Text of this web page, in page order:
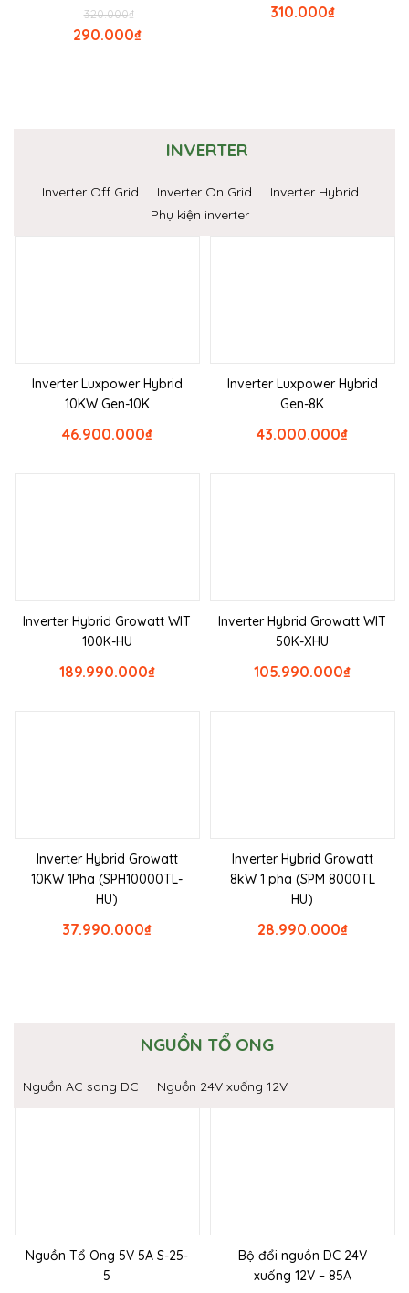
₫
320.000
₫
290.000
₫
310.000
INVERTER
Inverter Off Grid Inverter On Grid
Inverter Hybrid
Phụ kiện inverter
Inverter Luxpower Hybrid
10KW Gen-10K
₫
46.900.000
Inverter Luxpower Hybrid
Gen-8K
₫
43.000.000
Inverter Hybrid Growatt WIT
100K-HU
₫
189.990.000
Inverter Hybrid Growatt WIT
50K-XHU
₫
105.990.000
Inverter Hybrid Growatt
10KW 1Pha (SPH10000TL-
HU)
₫
37.990.000
Inverter Hybrid Growatt
8kW 1 pha (SPM 8000TL
HU)
₫
28.990.000
NGUỒN TỔ ONG
Nguồn AC sang DC Nguồn 24V xuống 12V
Nguồn Tổ Ong 5V 5A S-25-
5
Bộ đổi nguồn DC 24V
xuống 12V – 85A